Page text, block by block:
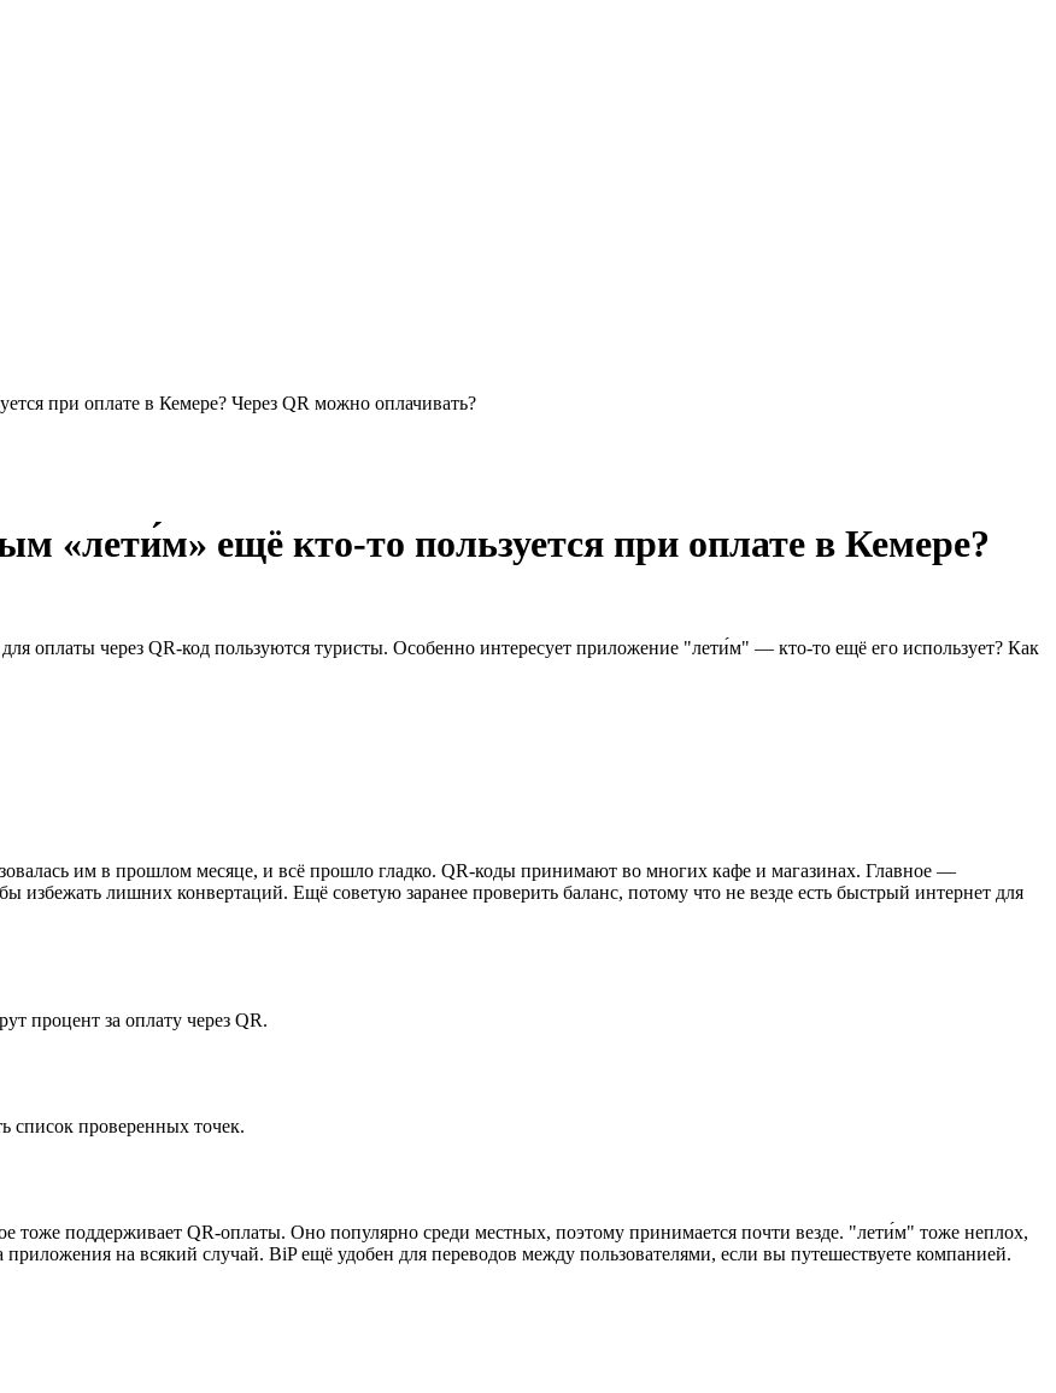
при оплате в Кемере? Через QR можно оплачивать?
«лети́м» ещё кто-то пользуется при оплате в Кемере?
оплаты через QR-код пользуются туристы. Особенно интересует приложение "лети́м" — кто-то ещё его использует? Как
им в прошлом месяце, и всё прошло гладко. QR-коды принимают во многих кафе и магазинах. Главное —
избежать лишних конвертаций. Ещё советую заранее проверить баланс, потому что не везде есть быстрый интернет для
процент за оплату через QR.
список проверенных точек.
тоже поддерживает QR-оплаты. Оно популярно среди местных, поэтому принимается почти везде. "лети́м" тоже неплох,
на всякий случай. BiP ещё удобен для переводов между пользователями, если вы путешествуете компанией.